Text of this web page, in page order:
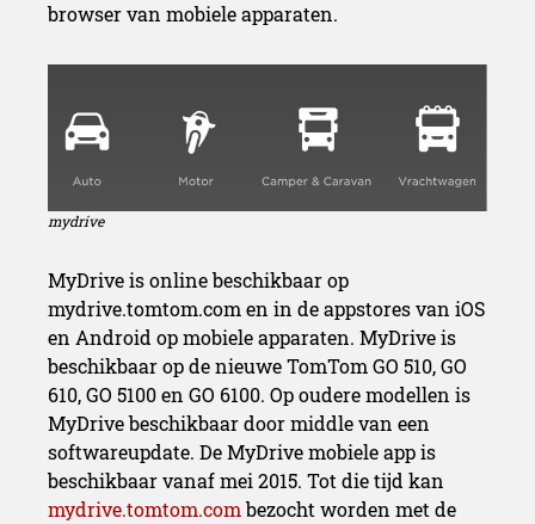
browser van mobiele apparaten.
mydrive
MyDrive is online beschikbaar op
mydrive.tomtom.com en in de appstores van iOS
en Android op mobiele apparaten. MyDrive is
beschikbaar op de nieuwe TomTom GO 510, GO
610, GO 5100 en GO 6100. Op oudere modellen is
MyDrive beschikbaar door middle van een
softwareupdate. De MyDrive mobiele app is
beschikbaar vanaf mei 2015. Tot die tijd kan
mydrive.tomtom.combezocht worden met de